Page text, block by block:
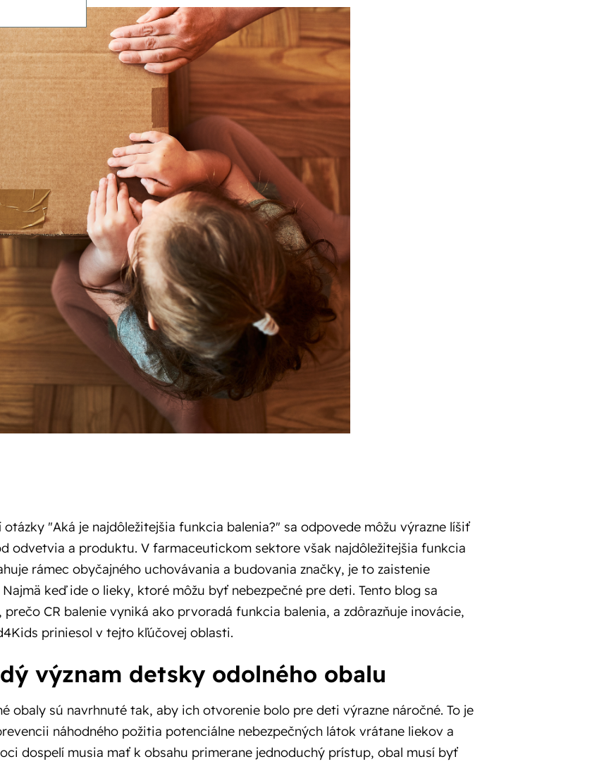
otázky "Aká je najdôležitejšia funkcia balenia?" sa odpovede môžu výrazne líšiť
odvetvia a produktu. V farmaceutickom sektore však najdôležitejšia funkcia
rámec obyčajného uchovávania a budovania značky, je to zaistenie
keď ide o lieky, ktoré môžu byť nebezpečné pre deti. Tento blog sa
prečo CR balenie vyniká ako prvoradá funkcia balenia, a zdôrazňuje inovácie,
priniesol v tejto kľúčovej oblasti.
význam detsky odolného obalu
obaly sú navrhnuté tak, aby ich otvorenie bolo pre deti výrazne náročné. To je
náhodného požitia potenciálne nebezpečných látok vrátane liekov a
dospelí musia mať k obsahu primerane jednoduchý prístup, obal musí byť